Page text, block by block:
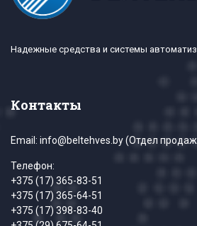
Надежные средства и системы
Контакты
Email: info@beltehves.by(Отдел
Телефон:
+375 (17) 365-83-51
+375 (17) 365-64-51
+375 (17) 398-83-40